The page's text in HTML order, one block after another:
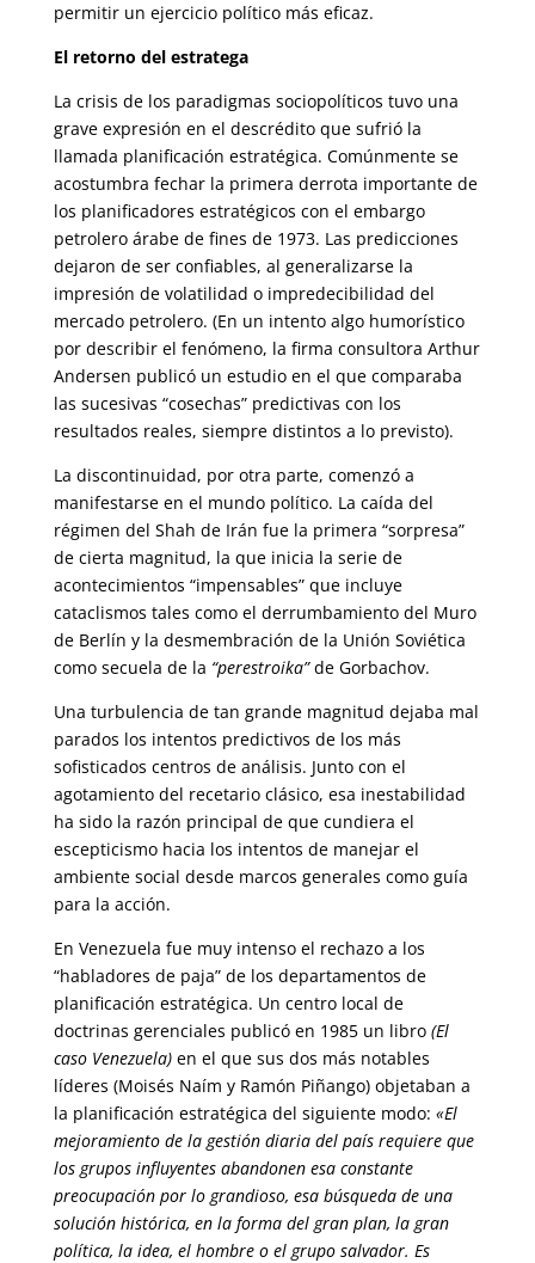
permitir un ejercicio político más eficaz.
El retorno del estratega
La crisis de los paradigmas sociopolíticos tuvo una
grave expresión en el descrédito que sufrió la
llamada planificación estratégica. Comúnmente se
acostumbra fechar la primera derrota importante de
los planificadores estratégicos con el embargo
petrolero árabe de fines de 1973. Las predicciones
dejaron de ser confiables, al generalizarse la
impresión de volatilidad o impredecibilidad del
mercado petrolero. (En un intento algo humorístico
por describir el fenómeno, la firma consultora Arthur
Andersen publicó un estudio en el que comparaba
las sucesivas “cosechas” predictivas con los
resultados reales, siempre distintos a lo previsto).
La discontinuidad, por otra parte, comenzó a
manifestarse en el mundo político. La caída del
régimen del Shah de Irán fue la primera “sorpresa”
de cierta magnitud, la que inicia la serie de
acontecimientos “impensables” que incluye
cataclismos tales como el derrumbamiento del Muro
de Berlín y la desmembración de la Unión Soviética
como secuela de la “perestroika”de Gorbachov.
Una turbulencia de tan grande magnitud dejaba mal
parados los intentos predictivos de los más
sofisticados centros de análisis. Junto con el
agotamiento del recetario clásico, esa inestabilidad
ha sido la razón principal de que cundiera el
escepticismo hacia los intentos de manejar el
ambiente social desde marcos generales como guía
para la acción.
En Venezuela fue muy intenso el rechazo a los
“habladores de paja” de los departamentos de
planificación estratégica. Un centro local de
doctrinas gerenciales publicó en 1985 un libro (El
caso Venezuela)en el que sus dos más notables
líderes (Moisés Naím y Ramón Piñango) objetaban a
la planificación estratégica del siguiente modo: «El
mejoramiento de la gestión diaria del país requiere que
los grupos influyentes abandonen esa constante
preocupación por lo grandioso, esa búsqueda de una
solución histórica, en la forma del gran plan, la gran
política, la idea, el hombre o el grupo salvador. Es